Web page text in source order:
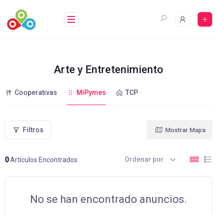
contenido
Arte y Entretenimiento
Cooperativas MiPymes TCP
Filtros
0Artículos Encontrados
Mostrar Mapa
Ordenar por
No se han encontrado anuncios.